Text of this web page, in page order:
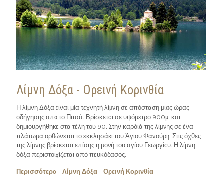
Λίμνη Δόξα - Ορεινή Κορινθία
Η λίμνη Δόξα είναι μία τεχνητή λίμνη σε απόσταση μιας ώρας
οδήγησης από το Πιτσά. Βρίσκεται σε υψόμετρο 900μ. και
δημιουργήθηκε στα τέλη του 90. Στην καρδιά της λίμνης σε ένα
πλάτωμα ορθώνεται το εκκλησάκι του Άγιου Φανούρη. Στις όχθες
της λίμνης βρίσκεται επίσης η μονή του αγίου Γεωργίου. Η λίμνη
δόξα περιστοιχίζεται από πευκόδασος.
Περισσότερα - Λίμνη Δόξα - Ορεινή Κορινθία